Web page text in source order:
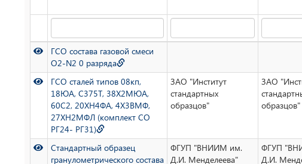
ГСО состава газовой смеси
O2-N2 0 разряда
ГСО сталей типов 08кп,
18ЮА, С375Т, 38Х2МЮА,
60С2, 20ХН4ФА, 4Х3ВМФ,
27ХН2МФЛ (комплект СО
РГ24- РГ31)
ЗАО "Институт
стандартных
образцов"
ЗАО
образцов"
Стандартный образец
гранулометрического состава
ФГУП "ВНИИМ им.
Д.И. Менделеева"
ФГУП
Д.И.